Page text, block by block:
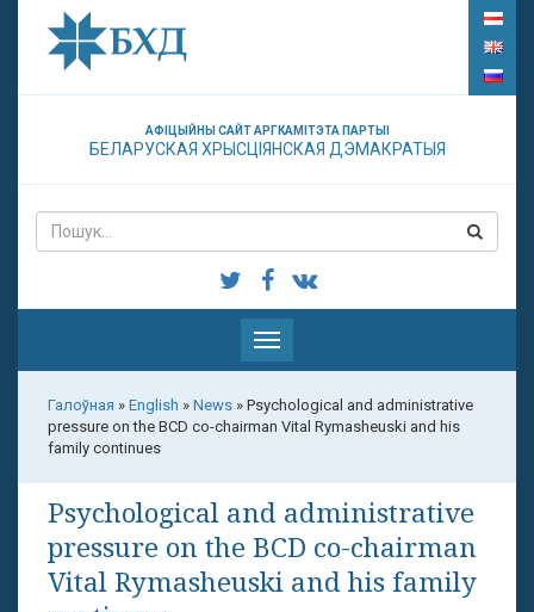
АФІЦЫЙНЫ САЙТ АРГКАМІТЭТА ПАРТЫІ
БЕЛАРУСКАЯ ХРЫСЦІЯНСКАЯ ДЭМАКРАТЫЯ
Паказаць
меню
Галоўная » English » News » Psychological and administrative
pressure on the BCD co-chairman Vital Rymasheuski and his
family continues
Psychological and administrative
pressure on the BCD co-chairman
Vital Rymasheuski and his family